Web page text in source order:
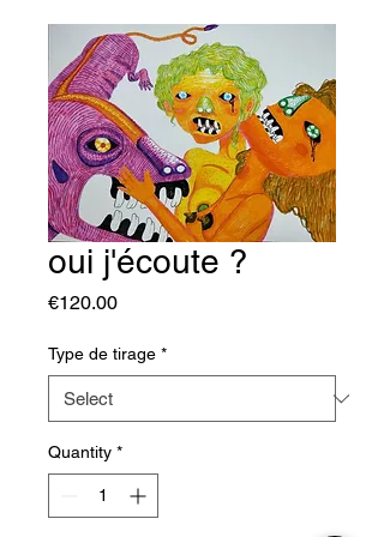
oui j'écoute ?
€120.00Price
Type de tirage *
Quantity *